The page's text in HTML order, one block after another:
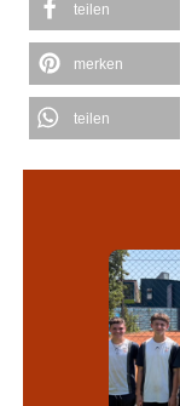
teilen
merken
teilen